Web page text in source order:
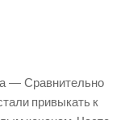
— Сравнительно
привыкать к